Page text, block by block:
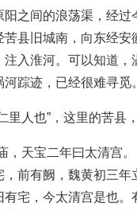
之间的浪荡渠，经
县旧城南，向东经安
入淮河。可以知道
踪迹，已经很难寻觅。
人也”，这里的苦县
，天宝二年曰太清宫
前有阙，魏黄初三年
宅，今太清宫是也